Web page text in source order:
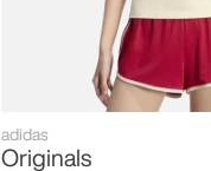
adidas
Originals